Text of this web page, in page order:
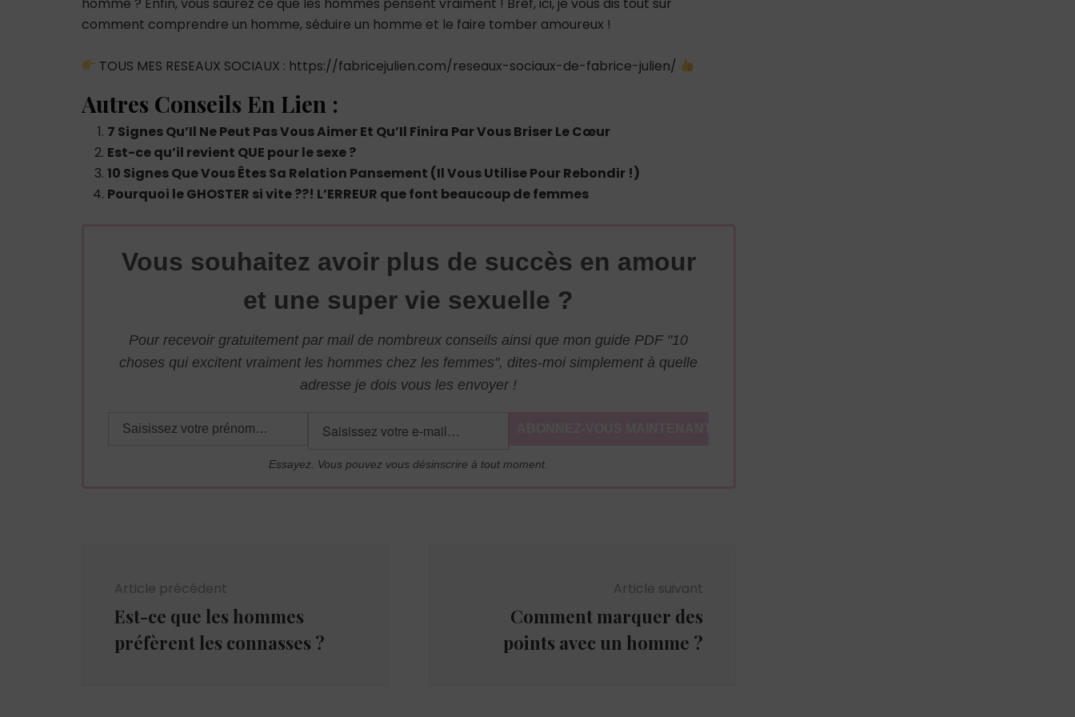
comment comprendre un homme, séduire un homme et le faire tomber amoureux !
TOUS MES RESEAUX SOCIAUX : https://fabricejulien.com/reseaux-sociaux-de-fabrice-julien/
Autres Conseils En Lien :
7 Signes Qu’Il Ne Peut Pas Vous Aimer Et Qu’Il Finira Par Vous Briser Le Cœur
Est-ce qu’il revient QUE pour le sexe ?
10 Signes Que Vous Êtes Sa Relation Pansement (Il Vous Utilise Pour Rebondir !)
Pourquoi le GHOSTER si vite ??! L’ERREUR que font beaucoup de femmes
Vous souhaitez avoir plus de succès en amour
et une super vie sexuelle ?
Pour recevoir gratuitement par mail de nombreux conseils ainsi que mon guide PDF "10
choses qui excitent vraiment les hommes chez les femmes", dites-moi simplement à quelle
adresse je dois vous les envoyer !
Essayez. Vous pouvez vous désinscrire à tout moment.
Article précédent
Est-ce que les hommes
préfèrent les connasses ?
Article suivant
Comment marquer des
points avec un homme ?